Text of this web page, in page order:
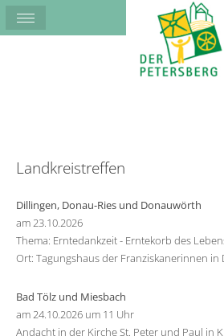
Landkreistreffen
Dillingen, Donau-Ries und Donauwörth
am 23.10.2026
Thema: Erntedankzeit - Erntekorb des
Ort: Tagungshaus der Franziskanerinnen in
Bad Tölz und Miesbach
am 24.10.2026 um 11 Uhr
Andacht in der Kirche St. Peter und Paul in